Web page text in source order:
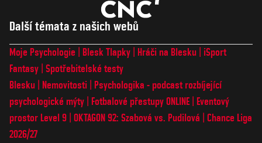
Další témata z našich webů
Moje Psychologie Blesk Tlapky Hráči na Blesku
iSport
Fantasy Spotřebitelské testy
Blesku
Nemovitosti
Psychologika - podcast rozbíjející
psychologické mýty
Fotbalové přestupy ONLINE
Eventový
prostor Level 9 OKTAGON 92: Szabová vs. Pudilová
Chance Liga
2026/27